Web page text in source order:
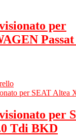
per
per
Tdi BKD